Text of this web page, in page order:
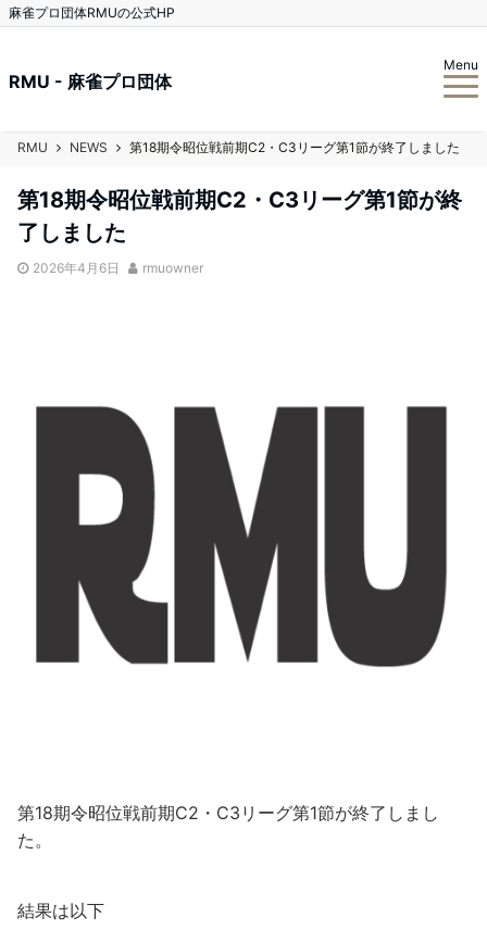
麻雀プロ団体RMUの公式HP
RMU - 麻雀プロ団体
Menu
RMU NEWS 第18期令昭位戦前期C2・C3リーグ第1節が終了しました
第18期令昭位戦前期C2・C3リーグ第1節が終
了しました
2026年4月6日 rmuowner
第18期令昭位戦前期C2・C3リーグ第1節が終了しまし
た。
結果は以下